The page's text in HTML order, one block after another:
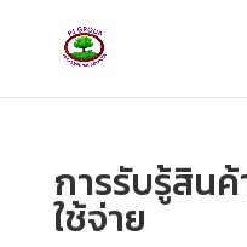
การรับรู้สิน
ใช้จ่าย